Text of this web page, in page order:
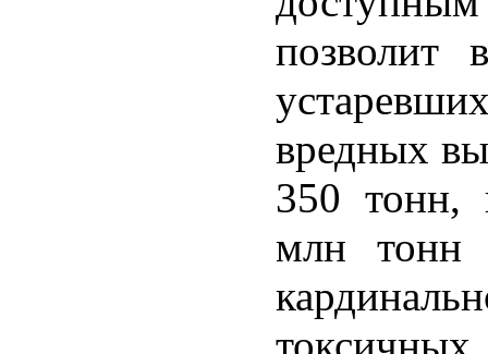
позволит
вредных
350 тонн,
млн тонн